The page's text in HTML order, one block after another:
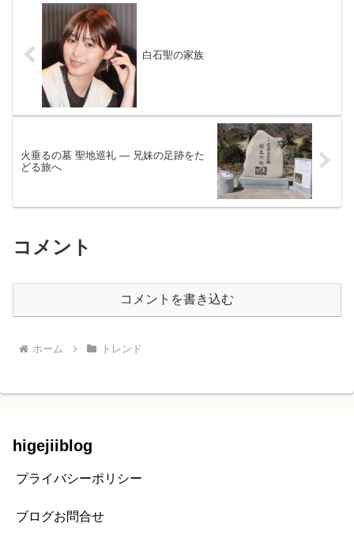
白石聖の家族
火垂るの墓 聖地巡礼 ― 兄妹の足跡をた
どる旅へ
コメント
コメントを書き込む
ホーム トレンド
higejiiblog
プライバシーポリシー
ブログお問合せ